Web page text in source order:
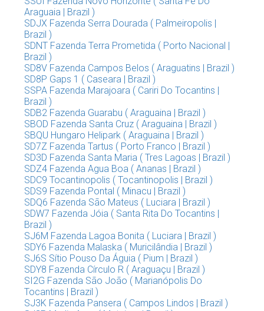
Araguaia | Brazil )
SDJX Fazenda Serra Dourada ( Palmeiropolis |
Brazil )
SDNT Fazenda Terra Prometida ( Porto Nacional |
Brazil )
SD8V Fazenda Campos Belos ( Araguatins | Brazil )
SD8P Gaps 1 ( Caseara | Brazil )
SSPA Fazenda Marajoara ( Cariri Do Tocantins |
Brazil )
SDB2 Fazenda Guarabu ( Araguaina | Brazil )
SBOD Fazenda Santa Cruz ( Araguaina | Brazil )
SBQU Hungaro Helipark ( Araguaina | Brazil )
SD7Z Fazenda Tartus ( Porto Franco | Brazil )
SD3D Fazenda Santa Maria ( Tres Lagoas | Brazil )
SDZ4 Fazenda Agua Boa ( Ananas | Brazil )
SDC9 Tocantinopolis ( Tocantinopolis | Brazil )
SDS9 Fazenda Pontal ( Minacu | Brazil )
SDQ6 Fazenda São Mateus ( Luciara | Brazil )
SDW7 Fazenda Jóia ( Santa Rita Do Tocantins |
Brazil )
SJ6M Fazenda Lagoa Bonita ( Luciara | Brazil )
SDY6 Fazenda Malaska ( Muricilândia | Brazil )
SJ6S Sítio Pouso Da Águia ( Pium | Brazil )
SDY8 Fazenda Círculo R ( Araguaçu | Brazil )
SI2G Fazenda São João ( Marianópolis Do
Tocantins | Brazil )
SJ3K Fazenda Pansera ( Campos Lindos | Brazil )